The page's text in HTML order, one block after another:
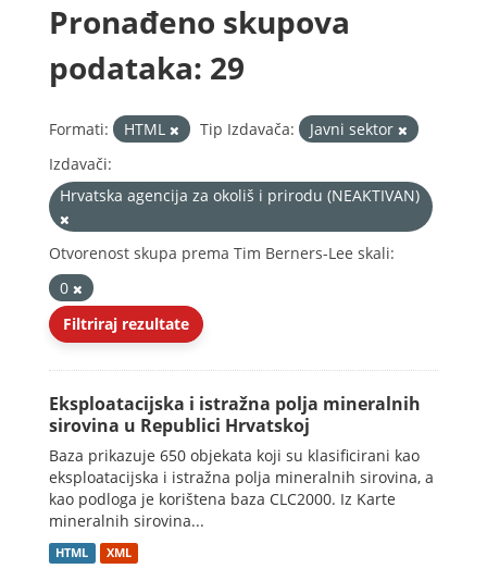
Pronađeno skupova
podataka: 29
Formati: HTML Tip Izdavača:
Javni sektor
Izdavači:
Hrvatska agencija za okoliš i prirodu (NEAKTIVAN)
Otvorenost skupa prema Tim Berners-Lee skali:
0
Filtriraj rezultate
Eksploatacijska i istražna polja mineralnih
sirovina u Republici Hrvatskoj
Baza prikazuje 650 objekata koji su klasificirani kao
eksploatacijska i istražna polja mineralnih sirovina, a
kao podloga je korištena baza CLC2000. Iz Karte
mineralnih sirovina...
HTML XML